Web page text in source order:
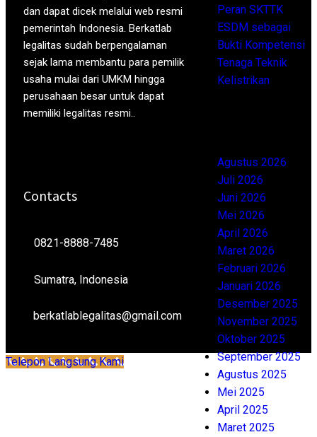
Peran SKTTK
ESDM sebagai
Bukti Kompetensi
Tenaga Teknik
Kelistrikan
Agustus 2026
Juli 2026
Juni 2026
Mei 2026
April 2026
Maret 2026
Februari 2026
Januari 2026
Desember 2025
November 2025
Oktober 2025
September 2025
Agustus 2025
Mei 2025
April 2025
Maret 2025
dan dapat dicek melalui web resmi
pemerintah Indonesia. Berkatlab
legalitas sudah berpengalaman
sejak lama membantu para pemilik
usaha mulai dari UMKM hingga
perusahaan besar untuk dapat
memiliki legalitas resmi..
Contacts
0821-8888-7485
Sumatra, Indonesia
berkatlablegalitas@gmail.com
Telepon Langsung Kami